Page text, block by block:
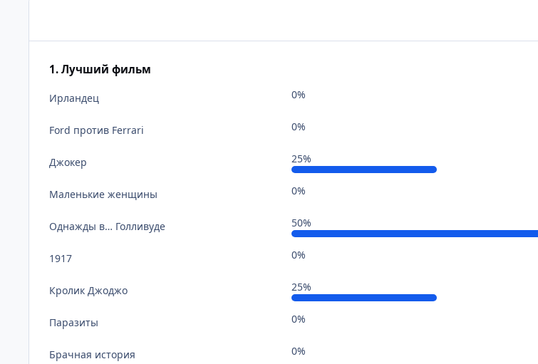
1. Лучший фильм
Ирландец 0%
Ford против Ferrari 0%
Джокер 25%
Маленькие женщины 0%
Однажды в… Голливуде 50%
1917 0%
Кролик Джоджо 25%
Паразиты 0%
Брачная история 0%